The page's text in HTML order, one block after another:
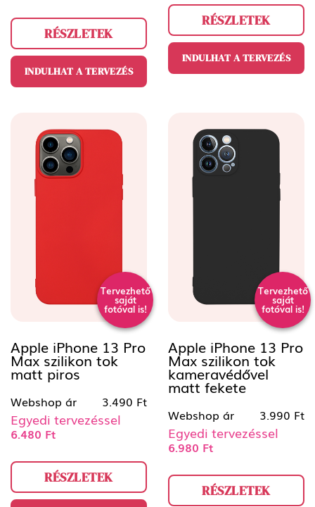
RÉSZLETEK
INDULHAT A TERVEZÉS
RÉSZLETEK
INDULHAT A TERVEZÉS
Tervezhető
saját
fotóval is!
Apple iPhone 13 Pro
Max szilikon tok
matt piros
Webshop ár 3.490 Ft
Egyedi tervezéssel
6.480 Ft
RÉSZLETEK
Tervezhető
saját
fotóval is!
Apple iPhone 13 Pro
Max szilikon tok
kameravédővel
matt fekete
Webshop ár 3.990 Ft
Egyedi tervezéssel
6.980 Ft
RÉSZLETEK